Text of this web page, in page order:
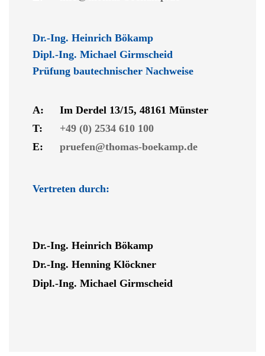
Dr.-Ing. Heinrich Bökamp
Dipl.-Ing. Michael Girmscheid
Prüfung bautechnischer Nachweise
A:
Im Derdel 13/15, 48161 Münster
T:
+49 (0) 2534 610 100
E:
pruefen@thomas-boekamp.de
Vertreten durch:
Dr.-Ing. Heinrich Bökamp
Dr.-Ing. Henning Klöckner
Dipl.-Ing. Michael Girmscheid